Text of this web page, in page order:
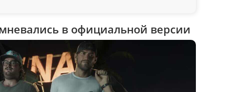
в официальной версии